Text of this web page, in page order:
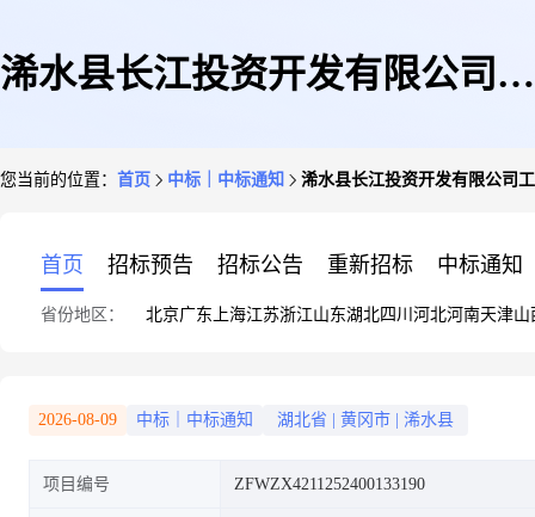
浠水县长江投资开发有限公司工
您当前的位置： 首页 中标｜中标通知 浠水县长江投资开发有限公司
首页 招标预告 招标公告 重新招标 中标通知
省份地区： 北京广东 上海江苏浙江山东湖北四川 河北河南天津山
2026-08-09 中标｜中标通知 湖北省 黄冈市 浠水县
项目编号 ZFWZX4211252400133190